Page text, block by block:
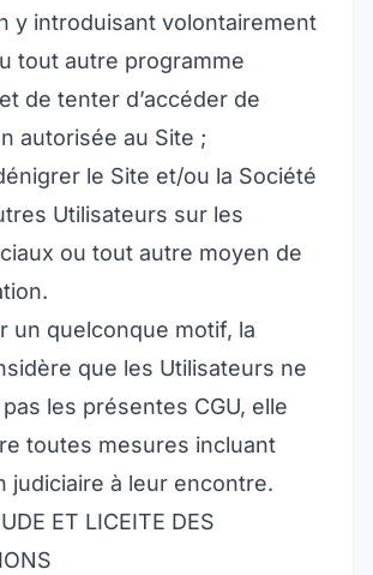
y introduisant volontairement
tout autre programme
de tenter d’accéder de
autorisée au Site ;
le Site et/ou la Société
Utilisateurs sur les
ou tout autre moyen de
un quelconque motif, la
que les Utilisateurs ne
les présentes CGU, elle
toutes mesures incluant
judiciaire à leur encontre.
ET LICEITE DES